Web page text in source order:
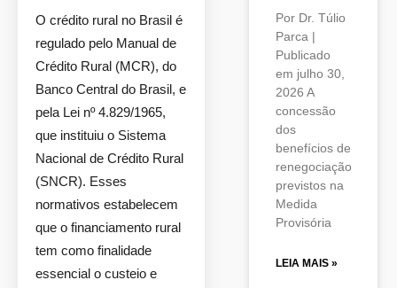
O crédito rural no Brasil é
regulado pelo Manual de
Crédito Rural (MCR), do
Banco Central do Brasil, e
pela Lei nº 4.829/1965,
que instituiu o Sistema
Nacional de Crédito Rural
(SNCR). Esses
normativos estabelecem
que o financiamento rural
tem como finalidade
essencial o custeio e
Por Dr. Túlio
Parca |
Publicado
em julho 30,
2026 A
concessão
dos
benefícios de
renegociação
previstos na
Medida
Provisória
LEIA MAIS »